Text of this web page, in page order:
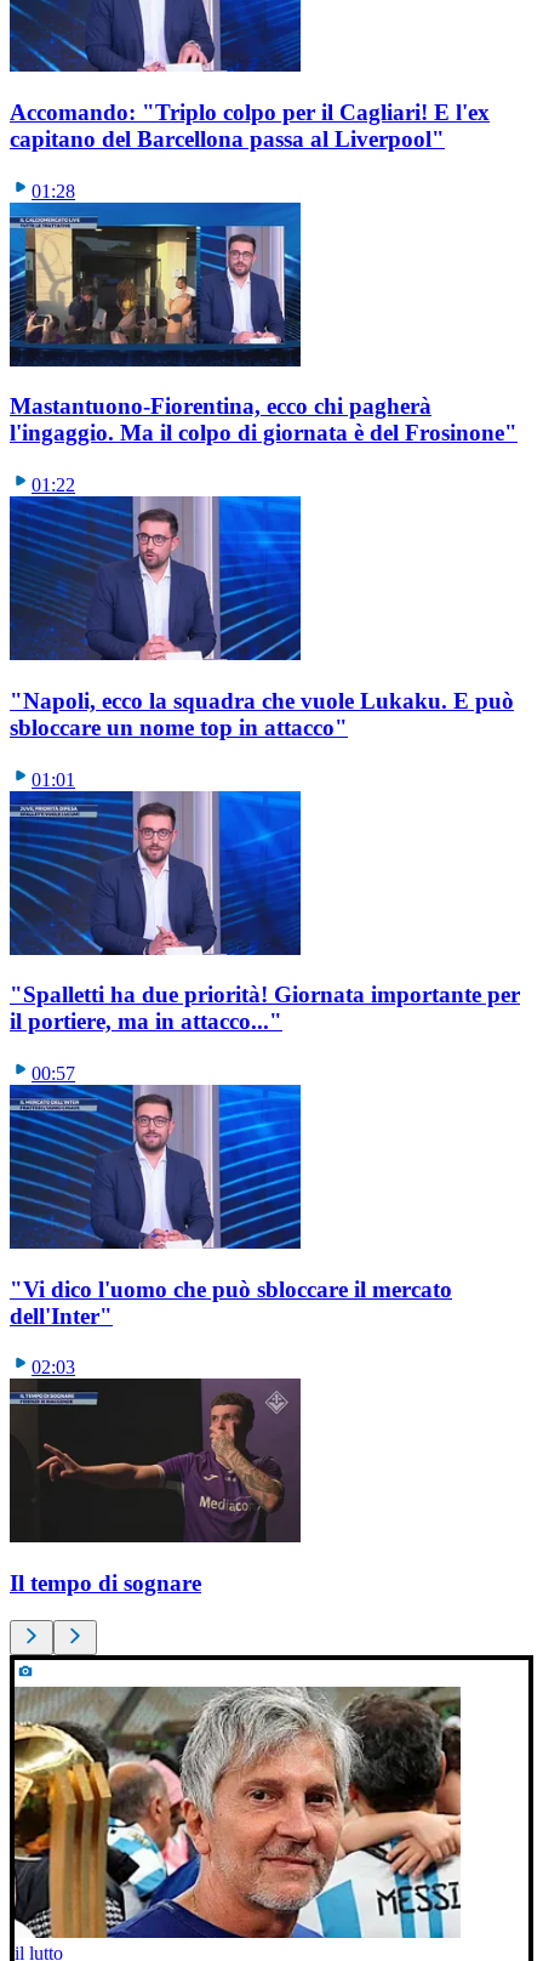
Accomando: "Triplo colpo per il Cagliari! E l'ex
capitano del Barcellona passa al Liverpool"
01:28
Mastantuono-Fiorentina, ecco chi pagherà
l'ingaggio. Ma il colpo di giornata è del Frosinone"
01:22
"Napoli, ecco la squadra che vuole Lukaku. E può
sbloccare un nome top in attacco"
01:01
"Spalletti ha due priorità! Giornata importante per
il portiere, ma in attacco..."
00:57
"Vi dico l'uomo che può sbloccare il mercato
dell'Inter"
02:03
Il tempo di sognare
il lutto